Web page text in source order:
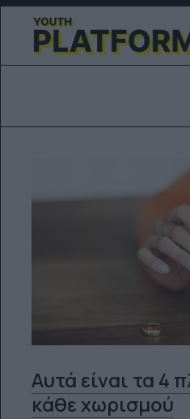
Αυτά είναι τα 4
κάθε χωρισμού